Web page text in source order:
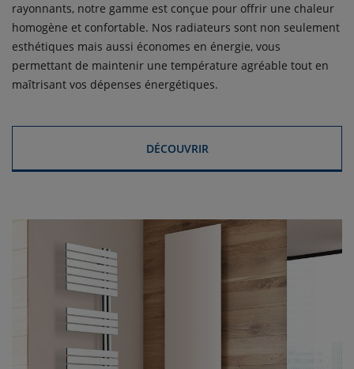
rayonnants, notre gamme est conçue pour offrir une chaleur
homogène et confortable. Nos radiateurs sont non seulement
esthétiques mais aussi économes en énergie, vous
permettant de maintenir une température agréable tout en
maîtrisant vos dépenses énergétiques.
DÉCOUVRIR